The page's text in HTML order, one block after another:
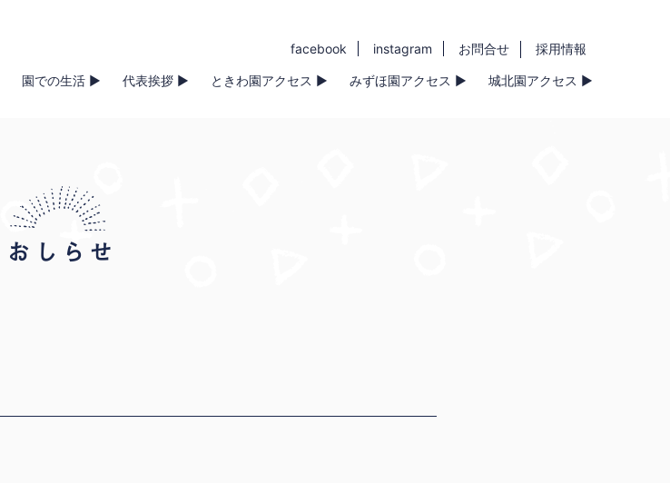
facebook instagram お問合せ 採用情報
園での生活 ▶ 代表挨拶 ▶ ときわ園アクセス ▶ みずほ園アクセス ▶ 城北園アクセス ▶